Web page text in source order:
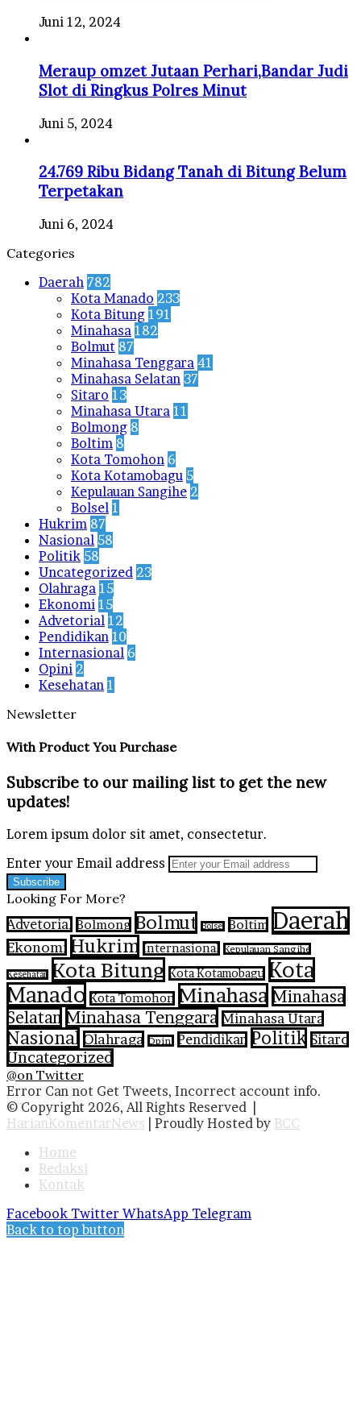
Juni 12, 2024
Meraup omzet Jutaan Perhari,Bandar Judi
Slot di Ringkus Polres Minut
Juni 5, 2024
24.769 Ribu Bidang Tanah di Bitung Belum
Terpetakan
Juni 6, 2024
Categories
Daerah 782
Kota Manado 233
Kota Bitung 191
Minahasa 182
Bolmut 87
Minahasa Tenggara 41
Minahasa Selatan 37
Sitaro 13
Minahasa Utara 11
Bolmong 8
Boltim 8
Kota Tomohon 6
Kota Kotamobagu 5
Kepulauan Sangihe 2
Bolsel 1
Hukrim 87
Nasional 58
Politik 58
Uncategorized 23
Olahraga 15
Ekonomi 15
Advetorial 12
Pendidikan 10
Internasional 6
Opini 2
Kesehatan 1
Newsletter
With Product You Purchase
Subscribe to our mailing list to get the new
updates!
Lorem ipsum dolor sit amet, consectetur.
Enter your Email address
Looking For More?
Advetorial Bolmong Bolmut Bolsel Boltim Daerah
Ekonomi Hukrim Internasional Kepulauan Sangihe
Kesehatan Kota Bitung Kota Kotamobagu Kota
Manado Kota Tomohon Minahasa Minahasa
Selatan Minahasa Tenggara Minahasa Utara
Nasional Olahraga Opini Pendidikan Politik Sitaro
Uncategorized
@on Twitter
Error Can not Get Tweets, Incorrect account info.
© Copyright 2026, All Rights Reserved |
HarianKomentarNews | Proudly Hosted by BCC
Home
Redaksi
Kontak
Facebook Twitter WhatsApp Telegram
Back to top button